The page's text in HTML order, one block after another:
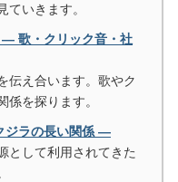
いきます。
― 歌・クリック音・社
伝え合います。歌やク
係を探ります。
ジラの長い関係 ―
として利用されてきた